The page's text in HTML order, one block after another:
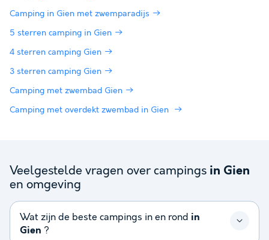
Camping in Gien met zwemparadijs
5 sterren camping in Gien
4 sterren camping Gien
3 sterren camping Gien
Camping met zwembad Gien
Camping met overdekt zwembad in Gien
Veelgestelde vragen over campings in Gien
en omgeving
Wat zijn de beste campings in en rond in
Gien ?